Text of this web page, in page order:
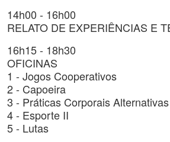
14h00 - 16h00
RELATO DE EXPERIÊNCIAS E
16h15 - 18h30
OFICINAS
1 - Jogos Cooperativos
2 - Capoeira
3 - Práticas Corporais Alternativas
4 - Esporte II
5 - Lutas